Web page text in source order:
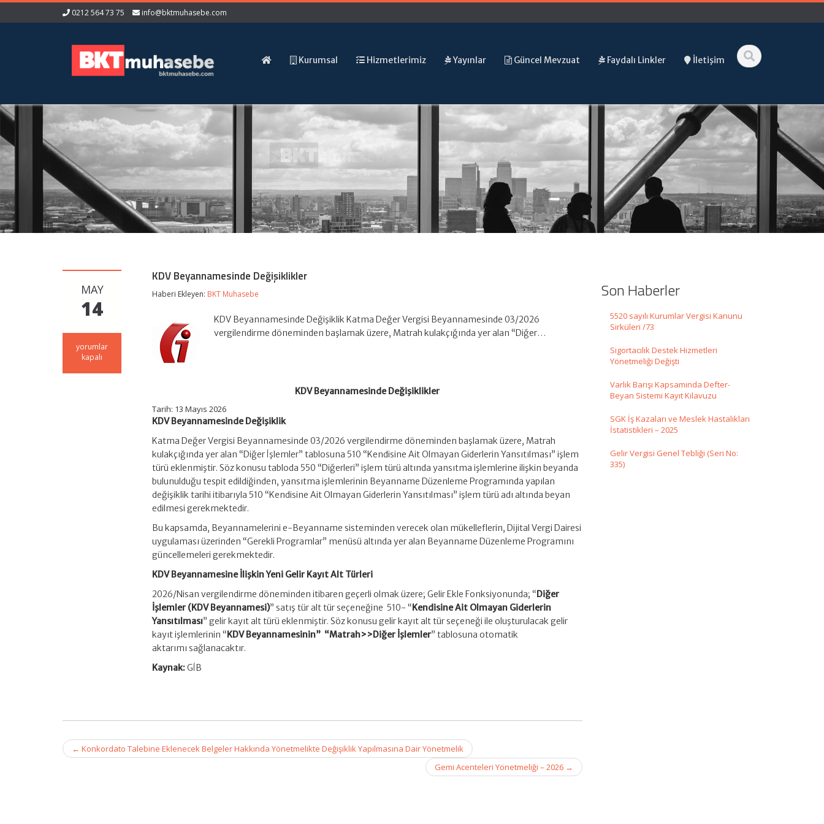
0212 564 73 75 info@bktmuhasebe.com
Kurumsal Hizmetlerimiz Yayınlar Güncel Mevzuat Faydalı Linkler İletişim
MAY
14
KDV
Beyannamesinde
yorumlar
kapalı
KDV Beyannamesinde Değişiklikler
Haberi Ekleyen: BKT Muhasebe
KDV Beyannamesinde Değişiklik Katma Değer Vergisi Beyannamesinde 03/2026
vergilendirme döneminden başlamak üzere, Matrah kulakçığında yer alan “Diğer…
KDV Beyannamesinde Değişiklikler
Tarih: 13 Mayıs 2026
KDV Beyannamesinde Değişiklik
Katma Değer Vergisi Beyannamesinde 03/2026 vergilendirme döneminden başlamak üzere, Matrah
kulakçığında yer alan “Diğer İşlemler” tablosuna 510 “Kendisine Ait Olmayan Giderlerin Yansıtılması” işlem
türü eklenmiştir. Söz konusu tabloda 550 “Diğerleri” işlem türü altında yansıtma işlemlerine ilişkin beyanda
bulunulduğu tespit edildiğinden, yansıtma işlemlerinin Beyanname Düzenleme Programında yapılan
değişiklik tarihi itibarıyla 510 “Kendisine Ait Olmayan Giderlerin Yansıtılması” işlem türü adı altında beyan
edilmesi gerekmektedir.
Bu kapsamda, Beyannamelerini e-Beyanname sisteminden verecek olan mükelleflerin, Dijital Vergi Dairesi
uygulaması üzerinden “Gerekli Programlar” menüsü altında yer alan Beyanname Düzenleme Programını
güncellemeleri gerekmektedir.
KDV Beyannamesine İlişkin Yeni Gelir Kayıt Alt Türleri
2026/Nisan vergilendirme döneminden itibaren geçerli olmak üzere; Gelir Ekle Fonksiyonunda; “ Diğer
İşlemler (KDV Beyannamesi)” satış tür alt tür seçeneğine 510- “ Kendisine Ait Olmayan Giderlerin
Yansıtılması” gelir kayıt alt türü eklenmiştir. Söz konusu gelir kayıt alt tür seçeneği ile oluşturulacak gelir
kayıt işlemlerinin “ KDV Beyannamesinin” “Matrah>>Diğer İşlemler” tablosuna otomatik
aktarımı sağlanacaktır.
Kaynak:GİB
Post
navigation
← Konkordato Talebine Eklenecek Belgeler Hakkında Yönetmelikte Değişiklik Yapılmasına Dair Yönetmelik
Gemi Acenteleri Yönetmeliği – 2026 →
Son Haberler
5520 sayılı Kurumlar Vergisi Kanunu
Sirküleri /73
Sigortacılık Destek Hizmetleri
Yönetmeliği Değişti
Varlık Barışı Kapsamında Defter-
Beyan Sistemi Kayıt Kılavuzu
SGK İş Kazaları ve Meslek Hastalıkları
İstatistikleri – 2025
Gelir Vergisi Genel Tebliği (Seri No:
335)